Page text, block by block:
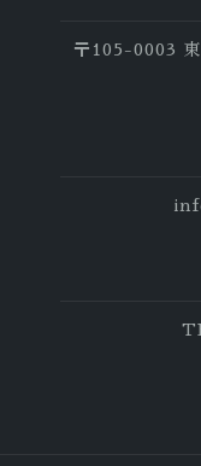
〒105-0003